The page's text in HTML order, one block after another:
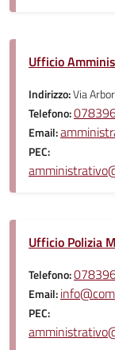
Ufficio
Indirizzo:Via
Telefono:
Email:
PEC:
Ufficio Polizia
Telefono:
Email:
PEC: